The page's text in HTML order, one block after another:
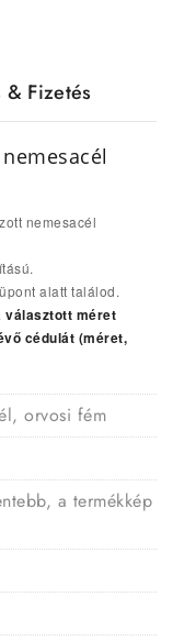
& Fizetés
nemesacél
alatt találod.
választott méret
cédulát (méret,
orvosi fém
a termékkép